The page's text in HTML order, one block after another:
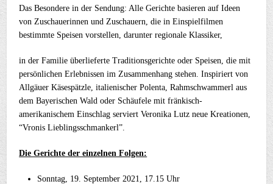
Das Besondere in der Sendung: Alle Gerichte basieren auf Ideen
von Zuschauerinnen und Zuschauern, die in Einspielfilmen
bestimmte Speisen vorstellen, darunter regionale Klassiker,
in der Familie überlieferte Traditionsgerichte oder Speisen, die mit
persönlichen Erlebnissen im Zusammenhang stehen. Inspiriert von
Allgäuer Käsespätzle, italienischer Polenta, Rahmschwammerl aus
dem Bayerischen Wald oder Schäufele mit fränkisch-
amerikanischem Einschlag serviert Veronika Lutz neue Kreationen,
“Vronis Lieblingsschmankerl”.
Die Gerichte der einzelnen Folgen:
Sonntag, 19. September 2021, 17.15 Uhr